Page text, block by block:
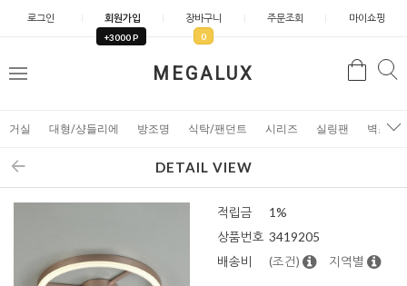
로그인 회원가입
+3000 P
장바구니
0
주문조회 마이쇼핑
MEGALUX
메
검
거실 대형/샹들리에 방조명 식탁/팬던트 시리즈 실링팬 벽조명
DETAIL VIEW
적립금
1%
상품번호 3419205
배송비
(조건) 지역별